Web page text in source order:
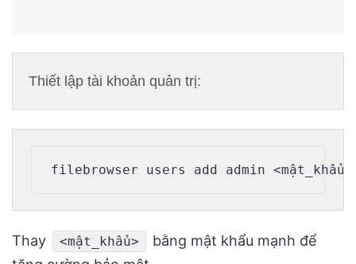
Thiết lập tài khoản quản trị:
Thay <mật_khẩu>
bằng mật khẩu mạnh để